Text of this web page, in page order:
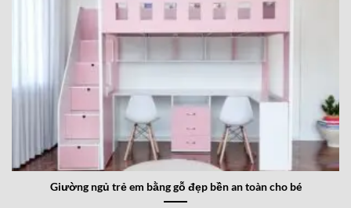
Giường ngủ trẻ em bằng gỗ đẹp bền an toàn cho bé